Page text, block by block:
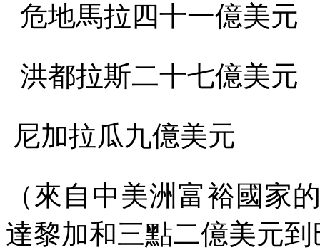
危地馬拉四十一億美元
洪都拉斯二十七億美元
尼加拉瓜九億美元
（來自中美洲富裕國家
達黎加和三點二億美元